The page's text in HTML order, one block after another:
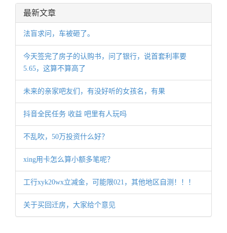
最新文章
法盲求问，车被砸了。
今天签完了房子的认购书，问了银行，说首套利率要
5.65，这算不算高了
未来的亲家吧友们，有没好听的女孩名，有果
抖音全民任务 收益 吧里有人玩吗
不乱吹，50万投资什么好？
xing用卡怎么算小额多笔呢？
工行xyk20wx立减金，可能限021，其他地区自测！！！
关于买回迁房，大家给个意见